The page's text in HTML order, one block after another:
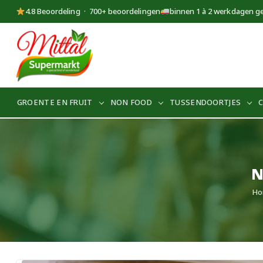
4.8 Beoordeling · 700+ beoordelingen binnen 1 à 2 werkdagen
Supermarkt
Mittal
GROENTE EN FRUIT NON FOOD TUSSENDOORTJES